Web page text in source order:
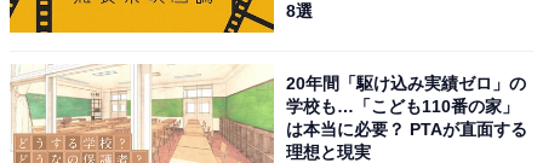
思うことも多いのですが、将来を考えると自分のお金を
ためたほうがいいかな…とか考えます」と続け、家計の
事情を吐露。
8選
20年間「駆け込み実績ゼロ」の
学校も…「こども110番の家」
は本当に必要？ PTAが直面する
理想と現実